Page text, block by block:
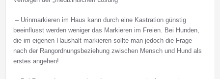
– Urinmarkieren im Haus kann durch eine Kastration günstig
beeinflusst werden weniger das Markieren im Freien. Bei Hunden,
die im eigenen Haushalt markieren sollte man jedoch die Frage
nach der Rangordnungsbeziehung zwischen Mensch und Hund als
erstes angehen!